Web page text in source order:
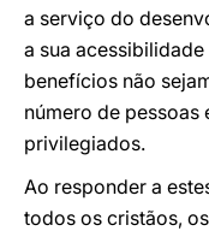
a serviço do
a sua
benefícios não
número de pessoas
privilegiados.
Ao responder a
todos os cristãos,